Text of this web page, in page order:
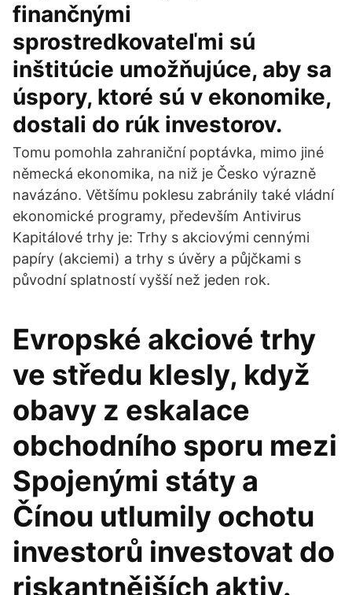
finančnými
sprostredkovateľmi sú
inštitúcie umožňujúce, aby sa
úspory, ktoré sú v ekonomike,
dostali do rúk investorov.
Tomu pomohla zahraniční poptávka, mimo jiné
německá ekonomika, na niž je Česko výrazně
navázáno. Většímu poklesu zabránily také vládní
ekonomické programy, především Antivirus
Kapitálové trhy je: Trhy s akciovými cennými
papíry (akciemi) a trhy s úvěry a půjčkami s
původní splatností vyšší než jeden rok.
Evropské akciové trhy
ve středu klesly, když
obavy z eskalace
obchodního sporu mezi
Spojenými státy a
Čínou utlumily ochotu
investorů investovat do
riskantnějších aktiv.